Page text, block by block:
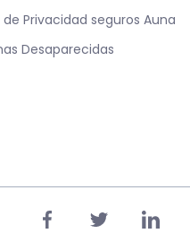
de Privacidad seguros Auna
Desaparecidas